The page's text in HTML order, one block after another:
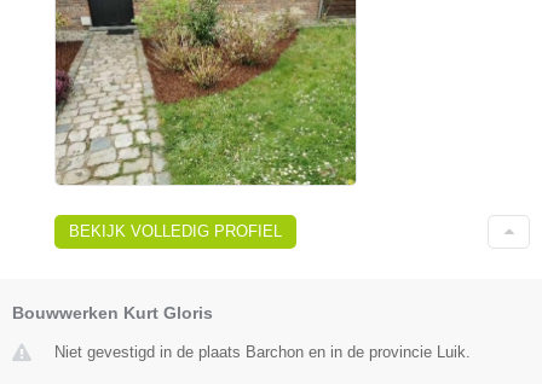
BEKIJK VOLLEDIG PROFIEL
Bouwwerken Kurt Gloris
Niet gevestigd in de plaats Barchon en in de provincie Luik.